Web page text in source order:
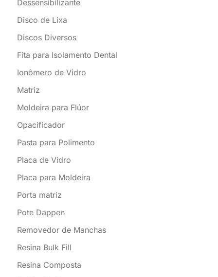
Dessensibilizante
Disco de Lixa
Discos Diversos
Fita para Isolamento Dental
Ionômero de Vidro
Matriz
Moldeira para Flúor
Opacificador
Pasta para Polimento
Placa de Vidro
Placa para Moldeira
Porta matriz
Pote Dappen
Removedor de Manchas
Resina Bulk Fill
Resina Composta